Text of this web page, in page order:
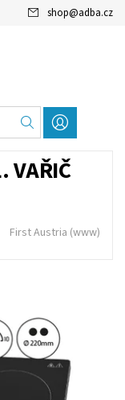
shop@adba.cz
VAŘIČ
First Austria (www)